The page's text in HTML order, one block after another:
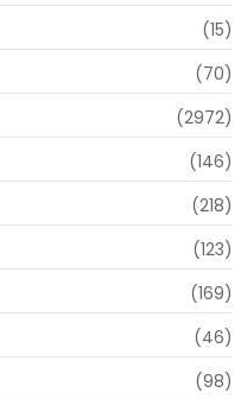
(15)
(70)
(2972)
(146)
(218)
(123)
(169)
(46)
(98)